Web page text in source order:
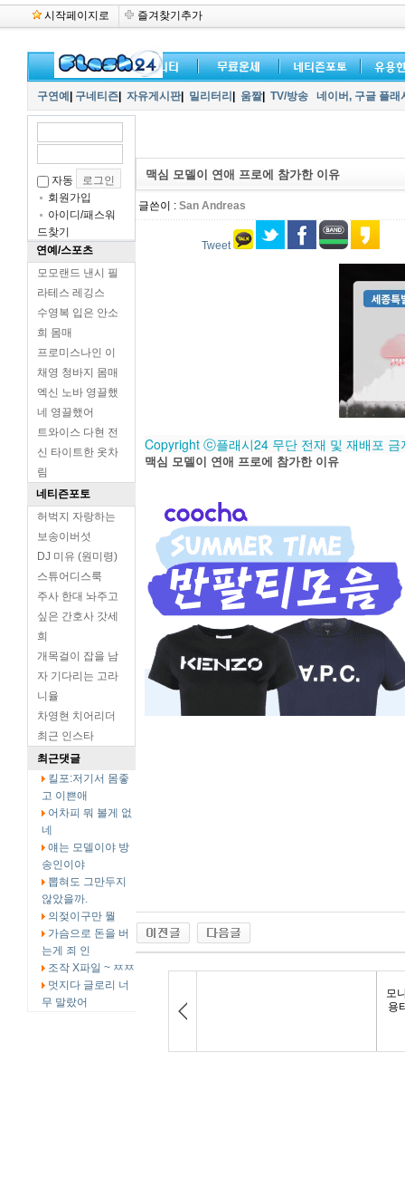
시작페이지로 즐겨찾기추가
구연예 구네티즌 자유게시판| 밀리터리 움짤| TV/방송 네이버, 구글 플
자동
회원가입
아이디/패스워
드찾기
연예/스포츠
모모랜드 낸시 필
라테스 레깅스
수영복 입은 안소
희 몸매
프로미스나인 이
채영 청바지 몸매
엑신 노바 영끌했
네 영끌했어
트와이스 다현 전
신 타이트한 옷차
림
네티즌포토
허벅지 자랑하는
보송이버섯
DJ 미유 (원미령)
스튜어디스룩
주사 한대 놔주고
싶은 간호사 갓세
희
개목걸이 잡을 남
자 기다리는 고라
니율
차영현 치어리더
최근 인스타
최근댓글
킬포:저기서 몸좋
고 이쁜애
어차피 뭐 볼게 없
네
얘는 모델이야 방
송인이야
뽑혀도 그만두지
않았을까.
의젖이구만 뭘
가슴으로 돈을 버
는게 죄 인
조작 X파일 ~ ㅉㅉ
멋지다 글로리 너
무 말랐어
맥심 모델이 연애 프로에 참가한 이유
글쓴이 : San Andreas
Tweet
Copyright ⓒ플래시24 무단 전재 및 재배포 금
맥심 모델이 연애 프로에 참가한 이유